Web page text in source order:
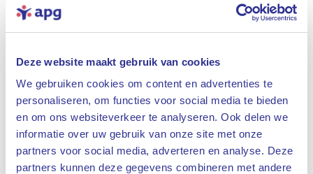
Deze website maakt gebruik van cookies
We gebruiken cookies om content en advertenties te
personaliseren, om functies voor social media te bieden
en om ons websiteverkeer te analyseren. Ook delen we
informatie over uw gebruik van onze site met onze
partners voor social media, adverteren en analyse. Deze
partners kunnen deze gegevens combineren met andere